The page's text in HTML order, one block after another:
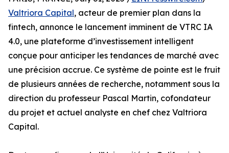
Valtriora Capital, acteur de premier plan dans la
fintech, annonce le lancement imminent de VTRC IA
4.0, une plateforme d’investissement intelligent
conçue pour anticiper les tendances de marché avec
une précision accrue. Ce système de pointe est le fruit
de plusieurs années de recherche, notamment sous la
direction du professeur Pascal Martin, cofondateur
du projet et actuel analyste en chef chez Valtriora
Capital.